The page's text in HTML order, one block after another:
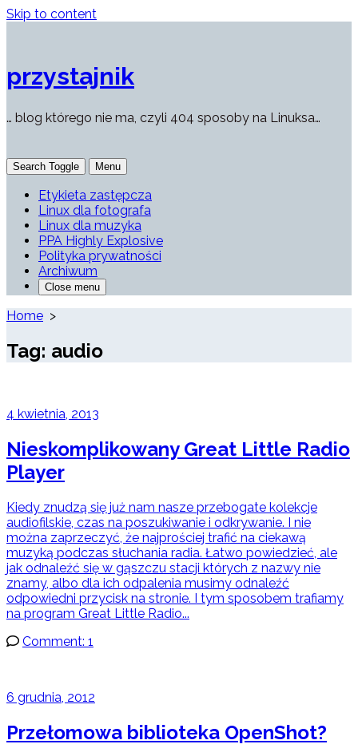
Skip to content
przystajnik
… blog którego nie ma, czyli 404 sposoby na Linuksa…
Search Toggle Menu
Etykieta zastępcza
Linux dla fotografa
Linux dla muzyka
PPA Highly Explosive
Polityka prywatności
Archiwum
Close menu
Home >
Tag: audio
4 kwietnia, 2013
Nieskomplikowany Great Little Radio
Player
Kiedy znudzą się już nam nasze przebogate kolekcje
audiofilskie, czas na poszukiwanie i odkrywanie. I nie
można zaprzeczyć, że najprościej trafić na ciekawą
muzyką podczas słuchania radia. Łatwo powiedzieć, ale
jak odnaleźć się w gąszczu stacji których z nazwy nie
znamy, albo dla ich odpalenia musimy odnaleźć
odpowiedni przycisk na stronie. I tym sposobem trafiamy
na program Great Little Radio...
Comment: 1
6 grudnia, 2012
Przełomowa biblioteka OpenShot?